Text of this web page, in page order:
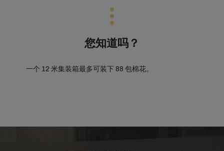
您知道吗？
一个 12 米集装箱最多可装下 88 包棉花。